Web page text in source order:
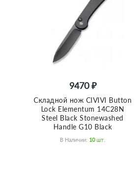
9470 ₽
Складной нож CIVIVI Button
Lock Elementum 14C28N
Steel Black Stonewashed
Handle G10 Black
В Наличии: 10 Шт.